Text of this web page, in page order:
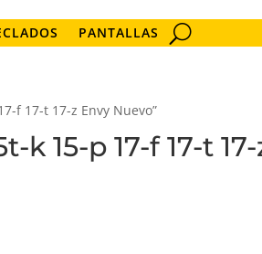
PANTALLAS
f 17-t 17-z Envy Nuevo”
k 15-p 17-f 17-t